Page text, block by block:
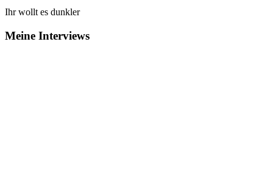
Ihr wollt es dunkler
Meine Interviews